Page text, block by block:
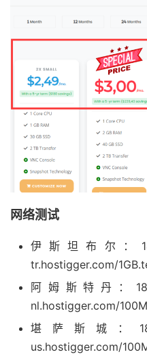
网络测试
伊斯坦布尔：
tr.hostigger.com/
阿姆斯特丹：
nl.hostigger.com/
堪萨斯城：
us.hostigger.com/